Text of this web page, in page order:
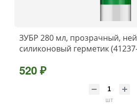
ЗУБР 280 мл, прозрачный,
силиконовый герметик
520 ₽
шт